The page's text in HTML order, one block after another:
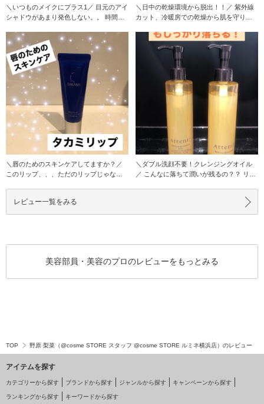
＼いつものメイクにプラス1／ 目元のアイ
シャドウがあまり発色しない。。 時間が
＼日中の乾燥環境から脱出！！／ 紫外線
カット、冷暖房での乾燥から肌を守りま
＼唇のためのスキンケアしてますか？／
このリップ、、、ただのリップじゃない
＼ダブル洗顔不要！クレンジングオイル
／ こんなに落ちて潤いが残るの？？ リー
レビュー一覧をみる
美容部員・美容のプロのレビューをもっとみる
TOP 野原 梨菜（@cosme STORE スタッフ @cosme STORE ルミネ横浜店）のレビュー
アイテムを探す
カテゴリーから探す ブランドから探す ジャンルから探す キャンペーンから探す
ランキングから探す キーワードから探す